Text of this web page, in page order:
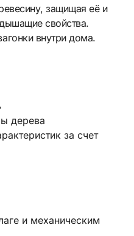
защищая её и
свойства.
внутри дома.
дерева
за счет
и механическим